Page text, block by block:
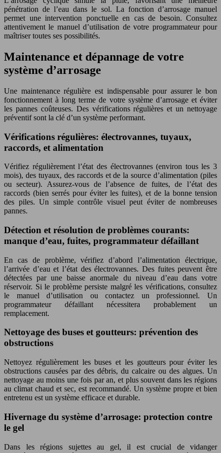
pénétration de l’eau dans le sol. La fonction d’arrosage manuel
permet une intervention ponctuelle en cas de besoin. Consultez
attentivement le manuel d’utilisation de votre programmateur pour
maîtriser toutes ses possibilités.
Maintenance et dépannage de votre
système d’arrosage
Une maintenance régulière est indispensable pour assurer le bon
fonctionnement à long terme de votre système d’arrosage et éviter
les pannes coûteuses. Des vérifications régulières et un nettoyage
préventif sont la clé d’un système performant.
Vérifications régulières: électrovannes, tuyaux,
raccords, et alimentation
Vérifiez régulièrement l’état des électrovannes (environ tous les 3
mois), des tuyaux, des raccords et de la source d’alimentation (piles
ou secteur). Assurez-vous de l’absence de fuites, de l’état des
raccords (bien serrés pour éviter les fuites), et de la bonne tension
des piles. Un simple contrôle visuel peut éviter de nombreuses
pannes.
Détection et résolution de problèmes courants:
manque d’eau, fuites, programmateur défaillant
En cas de problème, vérifiez d’abord l’alimentation électrique,
l’arrivée d’eau et l’état des électrovannes. Des fuites peuvent être
détectées par une baisse anormale du niveau d’eau dans votre
réservoir. Si le problème persiste malgré les vérifications, consultez
le manuel d’utilisation ou contactez un professionnel. Un
programmateur défaillant nécessitera probablement un
remplacement.
Nettoyage des buses et goutteurs: prévention des
obstructions
Nettoyez régulièrement les buses et les goutteurs pour éviter les
obstructions causées par des débris, du calcaire ou des algues. Un
nettoyage au moins une fois par an, et plus souvent dans les régions
au climat chaud et sec, est recommandé. Un système propre et bien
entretenu est un système efficace et durable.
Hivernage du système d’arrosage: protection contre
le gel
Dans les régions sujettes au gel, il est crucial de vidanger